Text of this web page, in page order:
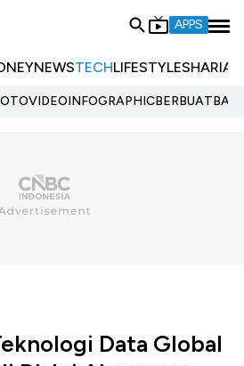
APPS
NEWSTECHLIFESTYLESHARIA
VIDEOINFOGRAPHIC
Data Global